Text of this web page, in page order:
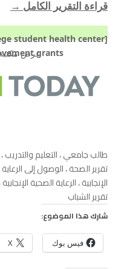
قراءة التقرير الكامل →
student health center
grants]عرض مكتبة
طالب جامعي ، التعليم
تقرير الصحة ، الوصول إلى الرعاية
الإنجابية ، الرعاية الصحية
تقرير الشباب
شارك هذا الموضوع:
فيس بوك X